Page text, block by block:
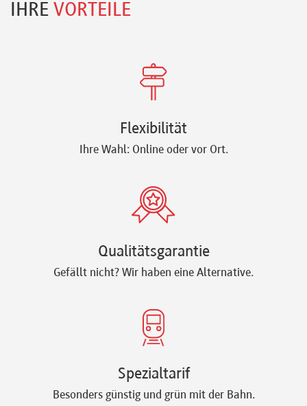
IHRE VORTEILE
Flexibilität
Ihre Wahl: Online oder vor Ort.
Qualitätsgarantie
Gefällt nicht? Wir haben eine Alternative.
Spezialtarif
Besonders günstig und grün mit der Bahn.